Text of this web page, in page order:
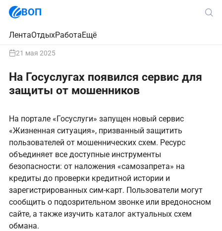
ВОП
ЛентаОтдыхРаботаЕщё
21 мая 2025
На Госуслугах появился сервис для
защиты от мошенников
На портале «Госуслуги» запущен новый сервис
«Жизненная ситуация», призванный защитить
пользователей от мошеннических схем. Ресурс
объединяет все доступные инструменты
безопасности: от наложения «самозапрета» на
кредиты до проверки кредитной истории и
зарегистрированных сим-карт. Пользователи могут
сообщить о подозрительном звонке или вредоносном
сайте, а также изучить каталог актуальных схем
обмана.